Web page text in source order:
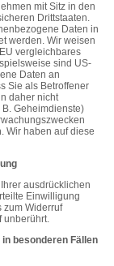
mit Sitz in den
Drittstaaten.
Daten in
werden. Wir weisen
vergleichbares
sind US-
Daten an
Sie als Betroffener
daher nicht
Geheimdienste)
Wir haben auf diese
ausdrücklichen
Einwilligung
zum Widerruf
unberührt.
besonderen Fällen